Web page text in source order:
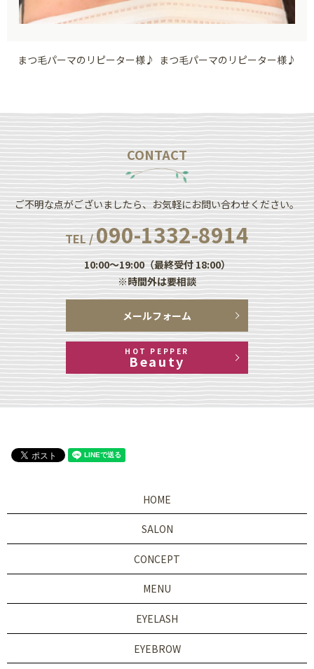
まつ毛パーマのリピーター様♪ まつ毛パーマのリピーター様♪
CONTACT
ご不明な点がございましたら、お気軽にお問い合わせください。
TEL /090-1332-8914
10:00～19:00（最終受付 18:00）
※時間外は要相談
メールフォーム
HOT PEPPER
Beauty
HOME
SALON
CONCEPT
MENU
EYELASH
EYEBROW